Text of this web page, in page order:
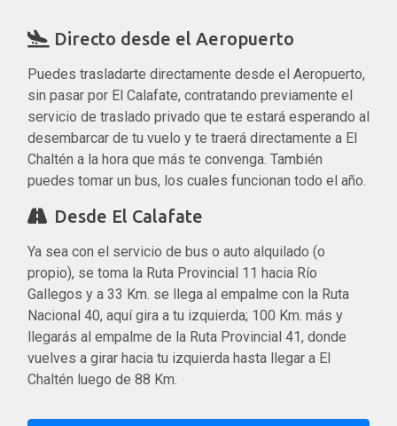
Directo desde el Aeropuerto
Puedes trasladarte directamente desde el Aeropuerto,
sin pasar por El Calafate, contratando previamente el
servicio de traslado privado que te estará esperando al
desembarcar de tu vuelo y te traerá directamente a El
Chaltén a la hora que más te convenga. También
puedes tomar un bus, los cuales funcionan todo el año.
Desde El Calafate
Ya sea con el servicio de bus o auto alquilado (o
propio), se toma la Ruta Provincial 11 hacia Río
Gallegos y a 33 Km. se llega al empalme con la Ruta
Nacional 40, aquí gira a tu izquierda; 100 Km. más y
llegarás al empalme de la Ruta Provincial 41, donde
vuelves a girar hacia tu izquierda hasta llegar a El
Chaltén luego de 88 Km.